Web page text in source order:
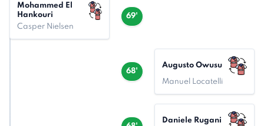
69'
Mohammed El
Hankouri
Casper Nielsen
68'
Augusto Owusu
Manuel Locatelli
Daniele Rugani